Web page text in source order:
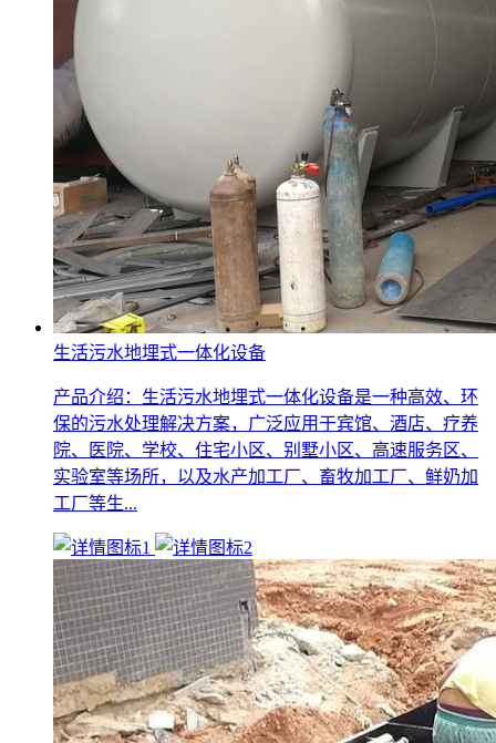
生活污水地埋式一体化设备
产品介绍：生活污水地埋式一体化设备是一种高效、环
保的污水处理解决方案，广泛应用于宾馆、酒店、疗养
院、医院、学校、住宅小区、别墅小区、高速服务区、
实验室等场所，以及水产加工厂、畜牧加工厂、鲜奶加
工厂等生...